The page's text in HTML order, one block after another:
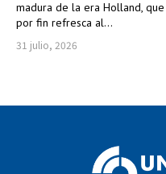
madura de la era Holland, que
por fin refresca al...
31 julio, 2026